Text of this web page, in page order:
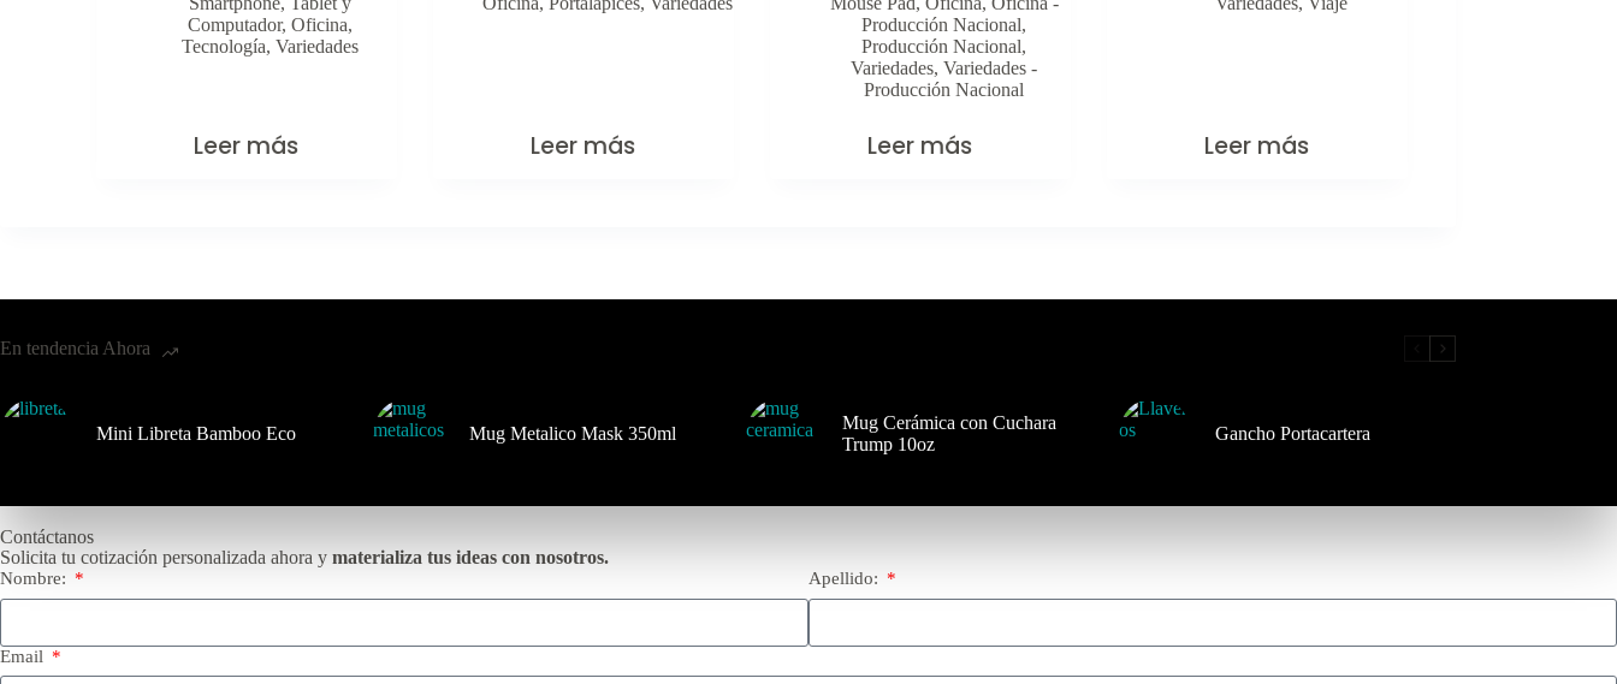
Computador,Oficina,
Tecnología,Variedades
Leer más Leer más
Producción Nacional,
Producción Nacional,
Variedades,Variedades -
Producción Nacional
Leer más Leer más
En tendencia Ahora
Mini Libreta Bamboo Eco Mug Metalico Mask 350ml
Mug Cerámica con Cuchara
Trump 10oz
Gancho Portacartera
Contáctanos
Solicita tu cotización personalizada ahora y materializa tus ideas con nosotros.
Nombre: Apellido:
Email